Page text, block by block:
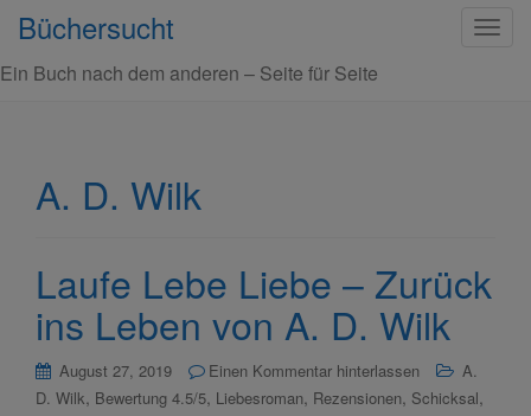
S
v
i
Büchersucht
Ein Buch nach dem anderen – Seite für Seite
A. D. Wilk
Laufe Lebe Liebe – Zurück
ins Leben von A. D. Wilk
August 27, 2019 Einen Kommentar hinterlassen
A.
D. Wilk, Bewertung 4.5/5, Liebesroman, Rezensionen, Schicksal,